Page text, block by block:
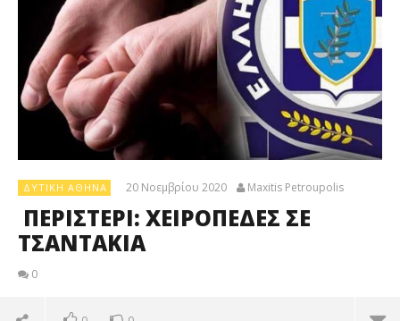
ΔΥΤΙΚΉ ΑΘΉΝΑ 20 Νοεμβρίου 2020 Maxitis Petroupolis
ΠΕΡΙΣΤΕΡΙ: ΧΕΙΡΟΠΕΔΕΣ ΣΕ
ΤΣΑΝΤΑΚΙΑ
0